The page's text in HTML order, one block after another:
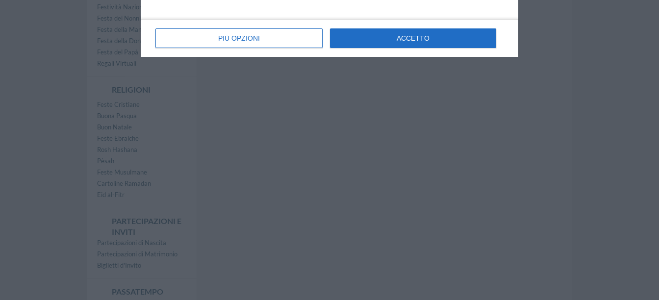
PIÙ OPZIONI ACCETTO
Festività Nazionali
Festa dei Nonni
Festa della Mamma
Festa della Donna
Festa del Papà
Regali Virtuali
RELIGIONI
Feste Cristiane
Buona Pasqua
Buon Natale
Feste Ebraiche
Rosh Hashana
Pèsah
Feste Musulmane
Cartoline Ramadan
Eid al-Fitr
PARTECIPAZIONI E
INVITI
Partecipazioni di Nascita
Partecipazioni di Matrimonio
Biglietti d'Invito
PASSATEMPO